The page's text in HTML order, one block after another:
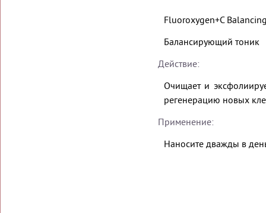
Fluoroxygen+C
Балансирующий тоник
Действие:
Очищает и
регенерацию новых
Применение:
Наносите дважды в